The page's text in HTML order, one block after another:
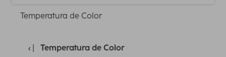
Temperatura de Color
Temperatura de Color